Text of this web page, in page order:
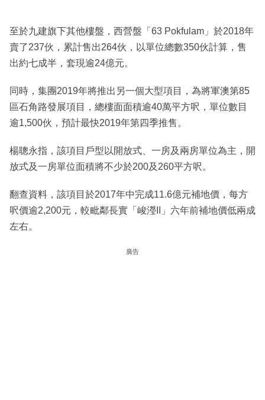
至於九建旗下其他樓盤，西營盤「63 Pokfulam」於2018年
賣了237伙，累計售出264伙，以單位總數350伙計算，售
出約七成半，套現逾24億元。
同時，集團2019年將推出另一個大型項目，為將軍澳第85
區石角路發展項目，總樓面面積逾40萬平方呎，單位數目
逾1,500伙，預計最快2019年第四季推售。
楊聰永指，該項目戶型以開放式、一房及兩房單位為主，開
放式及一房單位面積將不少於200及260平方呎。
翻查資料，該項目於2017年中完成11.6億元補地價，每方
呎價逾2,200元，較毗鄰長實「峻瀅II」六年前補地價低兩成
左右。
廣告